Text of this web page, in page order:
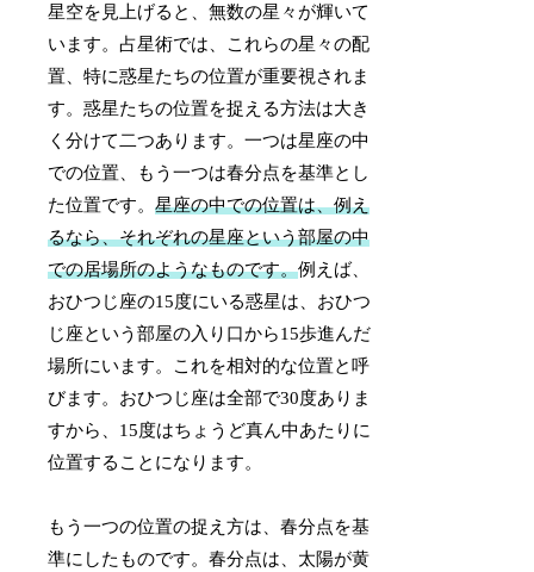
星空を見上げると、無数の星々が輝いて
います。占星術では、これらの星々の配
置、特に惑星たちの位置が重要視されま
す。惑星たちの位置を捉える方法は大き
く分けて二つあります。一つは星座の中
での位置、もう一つは春分点を基準とし
た位置です。星座の中での位置は、例え
るなら、それぞれの星座という部屋の中
での居場所のようなものです。例えば、
おひつじ座の15度にいる惑星は、おひつ
じ座という部屋の入り口から15歩進んだ
場所にいます。これを相対的な位置と呼
びます。おひつじ座は全部で30度ありま
すから、15度はちょうど真ん中あたりに
位置することになります。
もう一つの位置の捉え方は、春分点を基
準にしたものです。春分点は、太陽が黄